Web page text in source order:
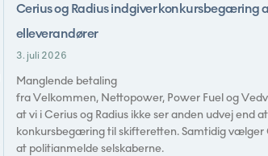
Cerius og Radius indgiver konkursbegæring
elleverandører
3. juli 2026
Manglende betaling
fra Velkommen, Nettopower, Power Fuel og
at vi i Cerius og Radius ikke ser anden udvej end
konkursbegæring til skifteretten. Samtidig vælger
at politianmelde selskaberne.